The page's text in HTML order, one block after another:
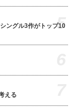
ングル3作がトップ10
5
える